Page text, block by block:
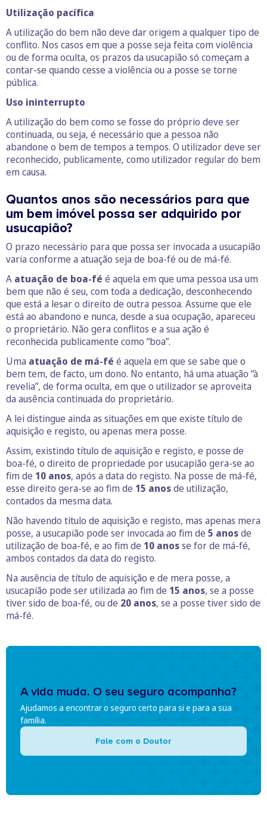
Utilização pacífica
A utilização do bem não deve dar origem a qualquer tipo de
conflito. Nos casos em que a posse seja feita com violência
ou de forma oculta, os prazos da usucapião só começam a
contar-se quando cesse a violência ou a posse se torne
pública.
Uso ininterrupto
A utilização do bem como se fosse do próprio deve ser
continuada, ou seja, é necessário que a pessoa não
abandone o bem de tempos a tempos. O utilizador deve ser
reconhecido, publicamente, como utilizador regular do bem
em causa.
Quantos anos são necessários para que
um bem imóvel possa ser adquirido por
usucapião?
O prazo necessário para que possa ser invocada a usucapião
varia conforme a atuação seja de boa-fé ou de má-fé.
A atuação de boa-fé é aquela em que uma pessoa usa um
bem que não é seu, com toda a dedicação, desconhecendo
que está a lesar o direito de outra pessoa. Assume que ele
está ao abandono e nunca, desde a sua ocupação, apareceu
o proprietário. Não gera conflitos e a sua ação é
reconhecida publicamente como “boa”.
Uma atuação de má-fé é aquela em que se sabe que o
bem tem, de facto, um dono. No entanto, há uma atuação “à
revelia”, de forma oculta, em que o utilizador se aproveita
da ausência continuada do proprietário.
A lei distingue ainda as situações em que existe título de
aquisição e registo, ou apenas mera posse.
Assim, existindo título de aquisição e registo, e posse de
boa-fé, o direito de propriedade por usucapião gera-se ao
fim de 10 anos, após a data do registo. Na posse de má-fé,
esse direito gera-se ao fim de 15 anosde utilização,
contados da mesma data.
Não havendo título de aquisição e registo, mas apenas mera
posse, a usucapião pode ser invocada ao fim de 5 anosde
utilização de boa-fé, e ao fim de 10 anosse for de má-fé,
ambos contados da data do registo.
Na ausência de título de aquisição e de mera posse, a
usucapião pode ser utilizada ao fim de 15 anos, se a posse
tiver sido de boa-fé, ou de 20 anos, se a posse tiver sido de
má-fé.
A vida muda. O seu seguro acompanha?
Ajudamos a encontrar o seguro certo para si e para a sua
família.
Fale com o Doutor